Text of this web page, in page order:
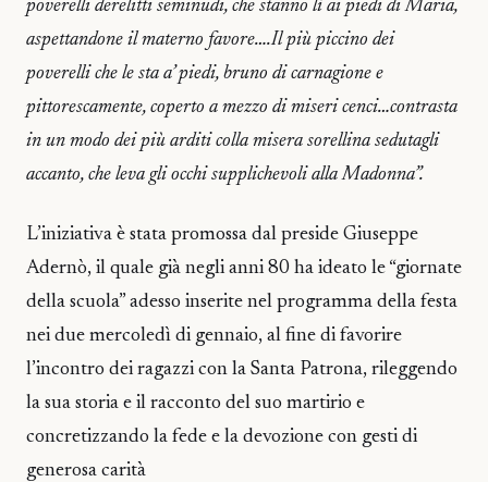
poverelli derelitti seminudi, che stanno lì ai piedi di Maria,
aspettandone il materno favore….Il più piccino dei
poverelli che le sta a’ piedi, bruno di carnagione e
pittorescamente, coperto a mezzo di miseri cenci…contrasta
in un modo dei più arditi colla misera sorellina sedutagli
accanto, che leva gli occhi supplichevoli alla Madonna”.
L’iniziativa è stata promossa dal preside Giuseppe
Adernò, il quale già negli anni 80 ha ideato le “giornate
della scuola” adesso inserite nel programma della festa
nei due mercoledì di gennaio, al fine di favorire
l’incontro dei ragazzi con la Santa Patrona, rileggendo
la sua storia e il racconto del suo martirio e
concretizzando la fede e la devozione con gesti di
generosa carità